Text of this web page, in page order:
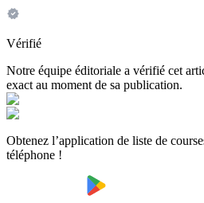
Vérifié
Notre équipe éditoriale a vérifié cet
exact au moment de sa publication.
Obtenez l’application de liste de
téléphone !